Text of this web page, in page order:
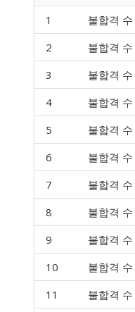
1 불합격 수
2
불합격 수
3
불합격 수
4
불합격 수
5
불합격 수
6
불합격 수
7
불합격 수
8
불합격 수
9
불합격 수
10
불합격 수
11
불합격 수